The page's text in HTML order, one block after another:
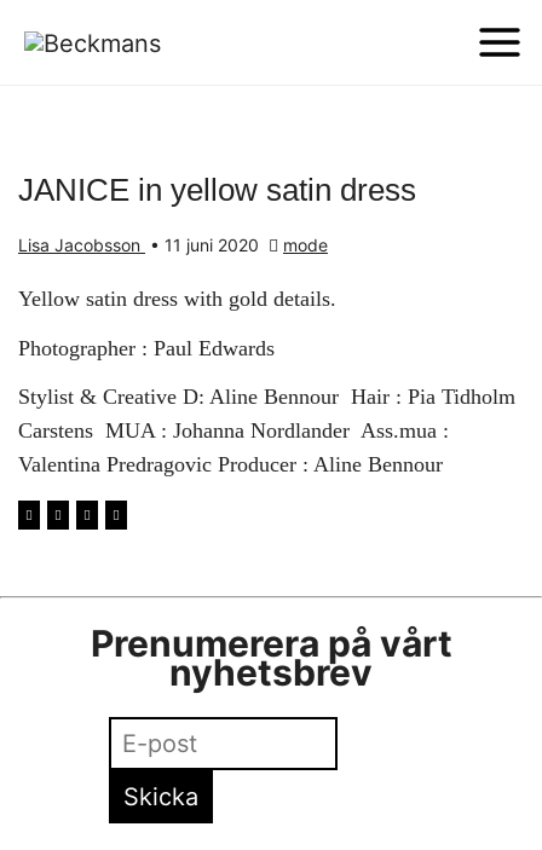
JANICE in yellow satin dress
Lisa Jacobsson • 11 juni 2020 mode
Yellow satin dress with gold details.
Photographer : Paul Edwards
Stylist & Creative D: Aline Bennour Hair : Pia Tidholm
Carstens MUA : Johanna Nordlander Ass.mua :
Valentina Predragovic Producer : Aline Bennour
Prenumerera på vårt
nyhetsbrev